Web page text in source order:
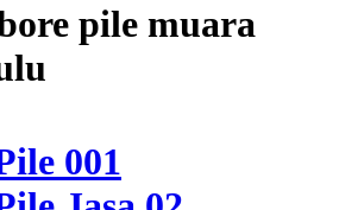
pile muara